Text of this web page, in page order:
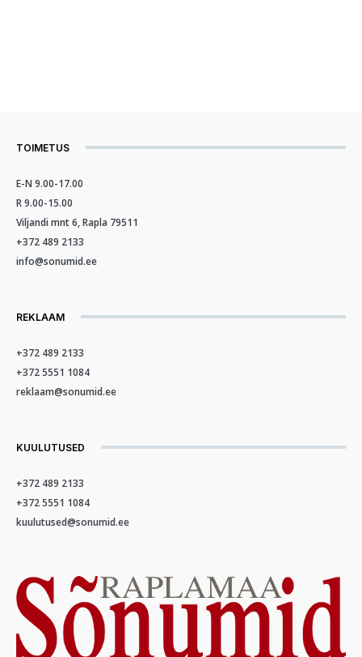
TOIMETUS
E-N 9.00-17.00
R 9.00-15.00
Viljandi mnt 6, Rapla 79511
+372 489 2133
info@sonumid.ee
REKLAAM
+372 489 2133
+372 5551 1084
reklaam@sonumid.ee
KUULUTUSED
+372 489 2133
+372 5551 1084
kuulutused@sonumid.ee